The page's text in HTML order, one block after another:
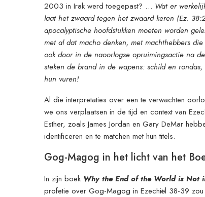
2003 in Irak werd toegepast? … Wat er
laat het zwaard tegen het zwaard keren (Ez.
apocalyptische hoofdstukken moeten worden
met al dat macho denken, met machthebbers
ook door in de naoorlogse opruimingsactie na
steken de brand in de wapens: schild en
hun vuren!
Al die interpretaties over een te verwachten
we ons verplaatsen in de tijd en context van
Esther, zoals James Jordan en Gary DeMar
identificeren en te matchen met hun titels.
Gog-Magog in het licht van het
In zijn boek Why the End of the World is Not
profetie over Gog-Magog in Ezechiël 38-39